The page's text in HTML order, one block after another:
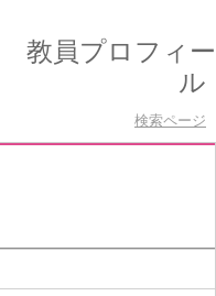
教員プロフィー
ル
検索ページ